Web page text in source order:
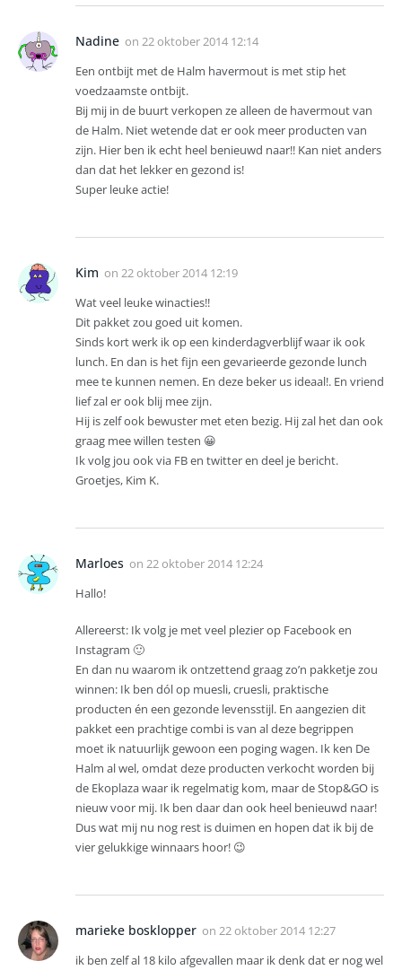
Nadine on 22 oktober 2014 12:14
Een ontbijt met de Halm havermout is met stip het
voedzaamste ontbijt.
Bij mij in de buurt verkopen ze alleen de havermout van
de Halm. Niet wetende dat er ook meer producten van
zijn. Hier ben ik echt heel benieuwd naar!! Kan niet anders
dan dat het lekker en gezond is!
Super leuke actie!
Kim on 22 oktober 2014 12:19
Wat veel leuke winacties!!
Dit pakket zou goed uit komen.
Sinds kort werk ik op een kinderdagverblijf waar ik ook
lunch. En dan is het fijn een gevarieerde gezonde lunch
mee te kunnen nemen. En deze beker us ideaal!. En vriend
lief zal er ook blij mee zijn.
Hij is zelf ook bewuster met eten bezig. Hij zal het dan ook
graag mee willen testen 😀
Ik volg jou ook via FB en twitter en deel je bericht.
Groetjes, Kim K.
Marloes on 22 oktober 2014 12:24
Hallo!
Allereerst: Ik volg je met veel plezier op Facebook en
Instagram 🙂
En dan nu waarom ik ontzettend graag zo’n pakketje zou
winnen: Ik ben dól op muesli, cruesli, praktische
producten én een gezonde levensstijl. En aangezien dit
pakket een prachtige combi is van al deze begrippen
moet ik natuurlijk gewoon een poging wagen. Ik ken De
Halm al wel, omdat deze producten verkocht worden bij
de Ekoplaza waar ik regelmatig kom, maar de Stop&GO is
nieuw voor mij. Ik ben daar dan ook heel benieuwd naar!
Dus wat mij nu nog rest is duimen en hopen dat ik bij de
vier gelukkige winnaars hoor! 😉
marieke bosklopper on 22 oktober 2014 12:27
ik ben zelf al 18 kilo afgevallen maar ik denk dat er nog wel